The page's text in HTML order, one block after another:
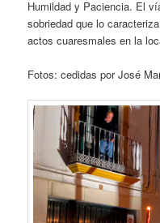
Humildad y Paciencia. El
sobriedad que lo
actos cuaresmales en la
Fotos: cedidas por José